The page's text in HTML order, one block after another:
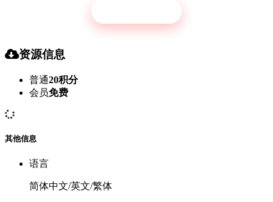
资源信息
普通20积分
会员免费
其他信息
语言
简体中文/英文/繁体